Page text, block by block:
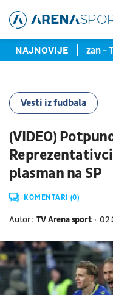
NAJNOVIJE
VIDEO) Partizan -
Vesti iz fudbala
(VIDEO)
plasman na SP
KOMENTARI (0)
Autor: TV Arena sport